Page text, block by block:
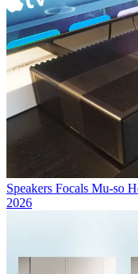
Speakers Focals Mu-so
2026